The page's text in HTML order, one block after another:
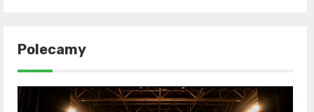
Polecamy